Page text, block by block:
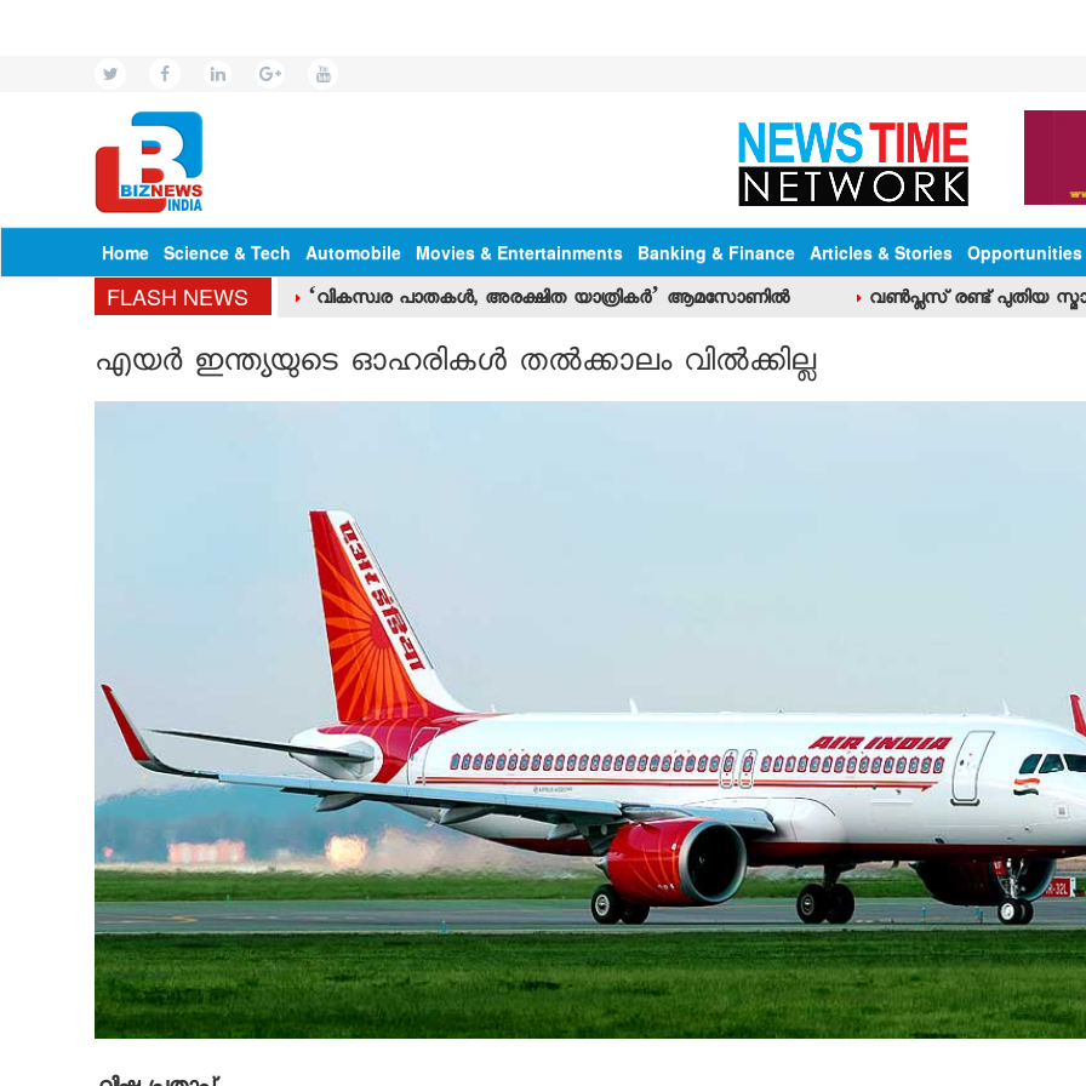
Home Science & Tech Automobile Movies & Entertainments Banking & Finance Articles & Stories Opportunities
FLASH NEWS ‘വികസ്വര പാതകള്‍, അരക്ഷിത യാത്രികര്‍’ ആമസോണില്‍ വണ്‍പ്ലസ് രണ്ട് പുതിയ
എയര്‍ ഇന്ത്യയുടെ ഓഹരികള്‍ തല്‍ക്കാലം വില്‍ക്കില്ല